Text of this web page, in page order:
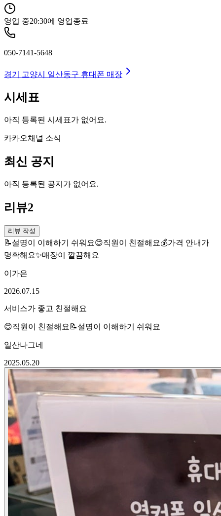
영업 중20:30에 영업종료
050-7141-5648
경기 고양시 일산동구 휴대폰 매장
시세표
아직 등록된 시세표가 없어요.
카카오채널 소식
최신 공지
아직 등록된 공지가 없어요.
리뷰2
리뷰 작성
📝설명이 이해하기 쉬워요😊직원이 친절해요💰가격 안내가
명확해요✨매장이 깔끔해요
이가은
2026.07.15
서비스가 좋고 친절해요
😊직원이 친절해요 📝설명이 이해하기 쉬워요
일산나그네
2025.05.20